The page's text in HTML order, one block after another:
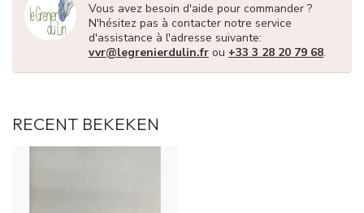
Vous avez besoin d'aide pour commander ?
N'hésitez pas à contacter notre service
d'assistance à l'adresse suivante:
vvr@legrenierdulin.fr ou +33 3 28 20 79 68.
RECENT BEKEKEN